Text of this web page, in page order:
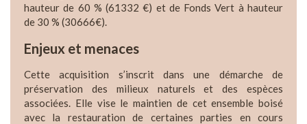
hauteur de 60 % (61332 €) et de Fonds Vert à hauteur
de 30 % (30666€).
Enjeux et menaces
Cette acquisition s’inscrit dans une démarche de
préservation des milieux naturels et des espèces
associées. Elle vise le maintien de cet ensemble boisé
avec la restauration de certaines parties en cours